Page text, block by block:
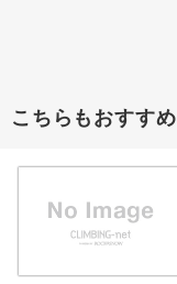
こちらもおすすめ